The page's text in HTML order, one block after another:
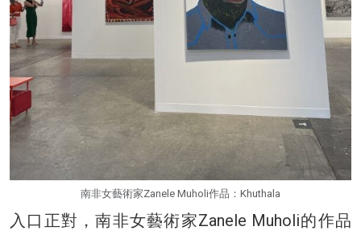
南非女藝術家Zanele Muholi作品：Khuthala
入口正對，南非女藝術家Zanele Muholi的作品